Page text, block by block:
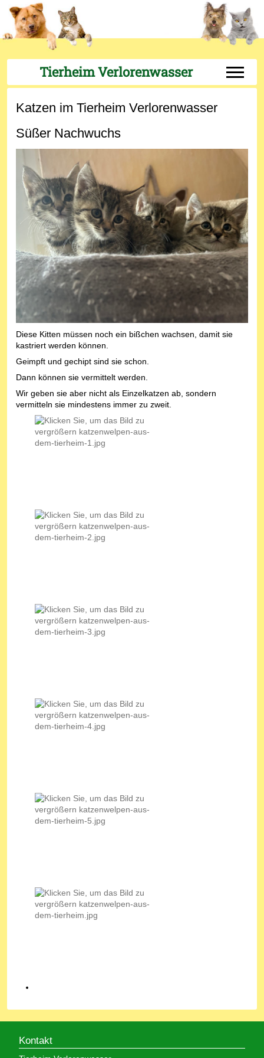
Tierheim Verlorenwasser Off-
Katzen im Tierheim Verlorenwasser
Süßer Nachwuchs
Diese Kitten müssen noch ein bißchen wachsen, damit sie
kastriert werden können.
Geimpft und gechipt sind sie schon.
Dann können sie vermittelt werden.
Wir geben sie aber nicht als Einzelkatzen ab, sondern
vermitteln sie mindestens immer zu zweit.
Kontakt